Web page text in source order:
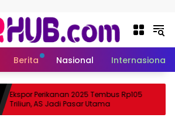
Berita Nasional Internasional
Ekspor Perikanan 2025 Tembus Rp105
Triliun, AS Jadi Pasar Utama